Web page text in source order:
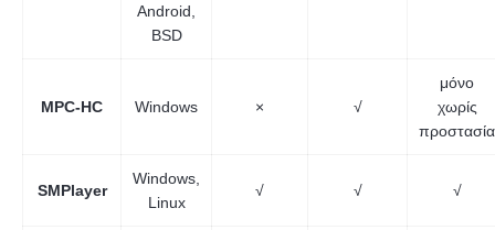
Android,
BSD
MPC-HC Windows × √
μόνο
χωρίς
προστασία
SMPlayer
Windows,
Linux
√ √ √